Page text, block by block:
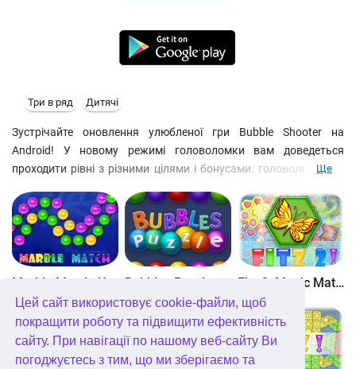
Цей сайт використовує cookie-файли, щоб
покращити роботу та підвищити ефективність
сайту. При навігації по нашому веб-сайту Ви
погоджуєтесь з тим, що ми зберігаємо та
Три в ряд Дитячі
Зустрічайте оновлення улюбленої гри Bubble Shooter на
Android! У новому режимі головоломки вам доведеться
проходити рівні з різними цілями і бонусами. головоломки та
- 4 рівня складності в класичному режимі
- онлайн змагання
Звичайно, ми залишили класичний режим аркади, щоб ви
могли грати в кульки, як і раніше. Як кажуть, спритність рук і
ніякого шахрайства! Наберіть якнайбільше очок у режимі
Колектор або станьте найкращим Снайпером, прибравши всі
бульки за найменшу кількість ходів. Налаштуйте вигляд
кульок та колір екрану на свій смак.
Ще
Bubbles Puzzle Fitz 2: Magic Match 3 Puzzle